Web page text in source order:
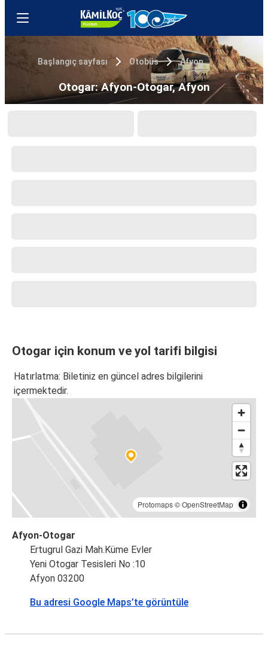
Başlangıç sayfası Otobüs Afyon
Otogar: Afyon-Otogar, Afyon
Otogar için konum ve yol tarifi bilgisi
Hatırlatma: Biletiniz en güncel adres bilgilerini
içermektedir.
Protomaps©OpenStreetMap
Afyon-Otogar
Ertugrul Gazi Mah.Küme Evler
Yeni Otogar Tesisleri No :10
Afyon 03200
Bu adresi Google Maps’te görüntüle